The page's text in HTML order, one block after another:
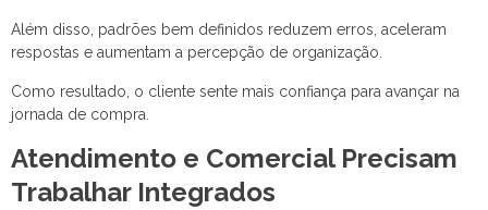
Além disso, padrões bem definidos reduzem erros, aceleram
respostas e aumentam a percepção de organização.
Como resultado, o cliente sente mais confiança para avançar na
jornada de compra.
Atendimento e Comercial Precisam
Trabalhar Integrados